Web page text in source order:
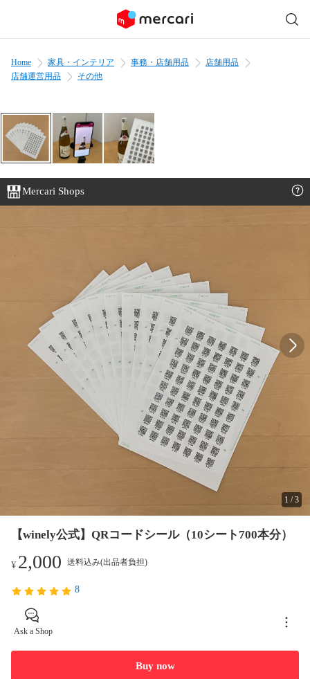
Home 家具・インテリア 事務・店舗用品
店舗用品
店舗運営用品
その他
Mercari Shops
1 /3
【winely公式】QRコードシール（10シート700本分）
¥2,000 送料込み(出品者負担)
8
Ask a Shop
Buy now